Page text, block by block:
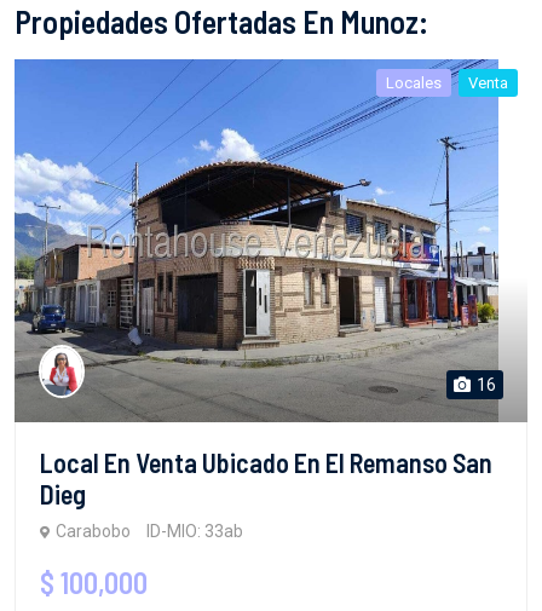
Propiedades Ofertadas En Munoz:
Locales Venta
16
Local En Venta Ubicado En El Remanso San
Dieg
Carabobo ID-MIO: 33ab
$ 100,000